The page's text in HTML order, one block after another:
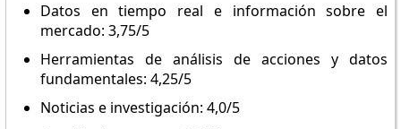
Datos en tiempo real e información sobre el
mercado: 3,75/5
Herramientas de análisis de acciones y datos
fundamentales: 4,25/5
Noticias e investigación: 4,0/5